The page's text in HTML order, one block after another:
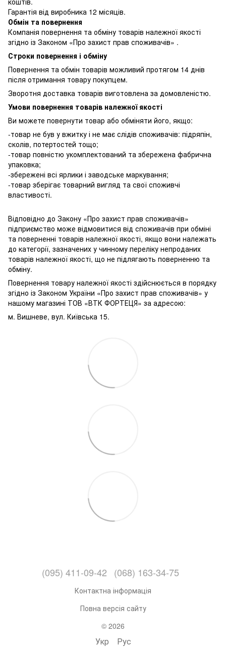
Гарантія від виробника 12 місяців.
Обмін та повернення
Компанія повернення та обміну товарів належної якості
згідно із Законом «Про захист прав споживачів» .
Строки повернення і обміну
Повернення та обмін товарів можливий протягом 14 днів
після отримання товару покупцем.
Зворотня доставка товарів виготовлена ​​за домовленістю.
Умови повернення товарів належної якості
Ви можете повернути товар або обміняти його, якщо:
-товар не був у вжитку і не має слідів споживачів: підряпін,
сколів, потертостей тощо;
-товар повністю укомплектований та збережена фабрична
упаковка;
-збережені всі ярлики і заводське маркування;
-товар зберігає товарний вигляд та свої споживчі
властивості.
Відповідно до Закону «Про захист прав споживачів»
підприємство може відмовитися від споживачів при обміні
та поверненні товарів належної якості, якщо вони належать
до категорії, зазначених у чинному переліку непроданих
товарів належної якості, що не підлягають поверненню та
обміну.
Повернення товару належної якості здійснюється в порядку
згідно із Законом України «Про захист прав споживачів» у
нашому магазині ТОВ «ВТК ФОРТЕЦЯ» за адресою:
м. Вишневе, вул. Київська 15.
(095) 411-09-42 (068) 163-34-75
Контактна інформація
Повна версія сайту
© 2026
Укр Рус